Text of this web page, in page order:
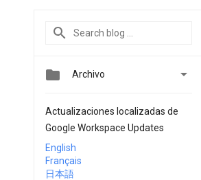
 Archivo 
Actualizaciones localizadas de
Google Workspace Updates
English
Français
日本語